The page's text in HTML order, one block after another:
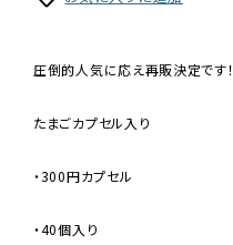
圧倒的人気に応え再販決定です！
たまごカプセル入り
・300円カプセル
・40個入り